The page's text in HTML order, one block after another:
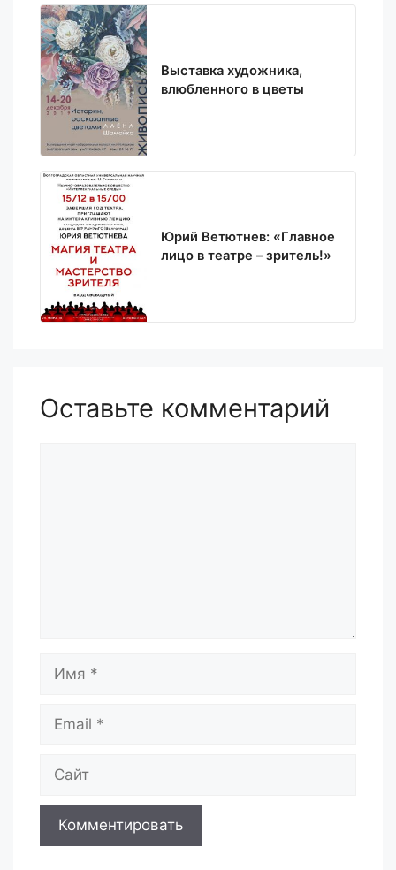
Выставка художника,
влюбленного в цветы
Юрий Ветютнев: «Главное
лицо в театре – зритель!»
Оставьте комментарий